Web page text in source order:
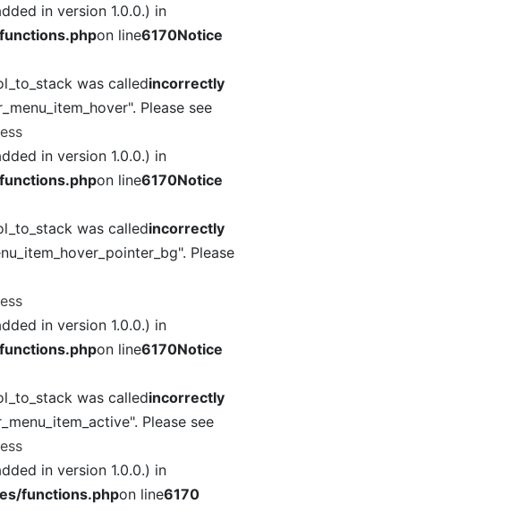
in version 1.0.0.) in
on line6170Notice
was calledincorrectly
Please see
in version 1.0.0.) in
on line6170Notice
was calledincorrectly
Please
in version 1.0.0.) in
on line6170Notice
was calledincorrectly
Please see
in version 1.0.0.) in
functions.phpon line6170